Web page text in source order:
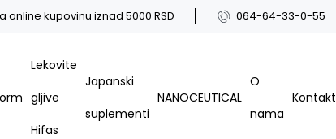
online kupovinu iznad 5000 RSD 064-64-33-0-55
Lekovite
gljive
Hifas
Japanski
suplementi
NANOCEUTICAL
O
nama
Kontakt